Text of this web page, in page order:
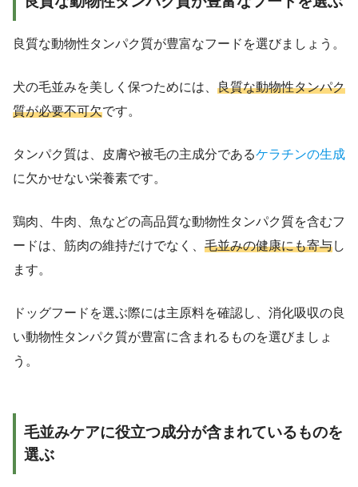
良質な動物性タンパク質が豊富なフードを選びましょう。
犬の毛並みを美しく保つためには、 良質な動物性タンパク
質が必要不可欠です。
タンパク質は、皮膚や被毛の主成分であるケラチンの生成
に欠かせない栄養素です。
鶏肉、牛肉、魚などの高品質な動物性タンパク質を含むフ
ードは、筋肉の維持だけでなく、 毛並みの健康にも寄与し
ます。
ドッグフードを選ぶ際には主原料を確認し、消化吸収の良
い動物性タンパク質が豊富に含まれるものを選びましょ
う。
毛並みケアに役立つ成分が含まれているものを
選ぶ